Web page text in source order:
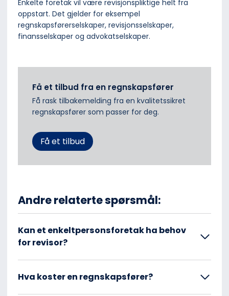
Enkelte foretak vil være revisjonspliktige helt fra
oppstart. Det gjelder for eksempel
regnskapsførerselskaper, revisjonsselskaper,
finansselskaper og advokatselskaper.
Få et tilbud fra en regnskapsfører
Få rask tilbakemelding fra en kvalitetssikret
regnskapsfører som passer for deg.
Få et tilbud
Andre relaterte spørsmål:
Kan et enkeltpersonsforetak ha behov
for revisor?
Hva koster en regnskapsfører?